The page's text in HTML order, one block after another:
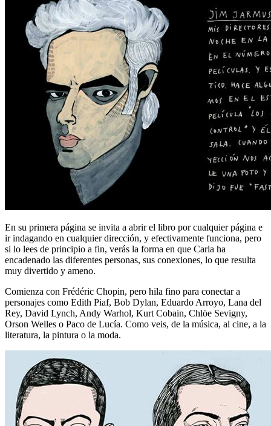
En su primera página se invita a abrir el libro por cualquier página e
ir indagando en cualquier dirección, y efectivamente funciona, pero
si lo lees de principio a fin, verás la forma en que Carla ha
encadenado las diferentes personas, sus conexiones, lo que resulta
muy divertido y ameno.
Comienza con Frédéric Chopin, pero hila fino para conectar a
personajes como Edith Piaf, Bob Dylan, Eduardo Arroyo, Lana del
Rey, David Lynch, Andy Warhol, Kurt Cobain, Chlöe Sevigny,
Orson Welles o Paco de Lucía. Como veis, de la música, al cine, a la
literatura, la pintura o la moda.